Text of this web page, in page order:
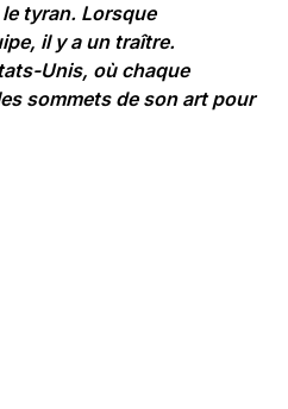
tyran. Lorsque
il y a un traître.
Unis, où chaque
sommets de son art pour